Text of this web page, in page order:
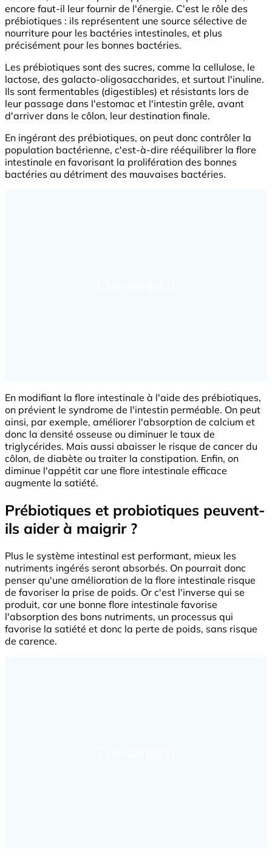
encore faut-il leur fournir de l'énergie. C'est le rôle des
prébiotiques : ils représentent une source sélective de
nourriture pour les bactéries intestinales, et plus
précisément pour les bonnes bactéries.
Les prébiotiques sont des sucres, comme la cellulose, le
lactose, des galacto-oligosaccharides, et surtout l'inuline.
Ils sont fermentables (digestibles) et résistants lors de
leur passage dans l'estomac et l'intestin grêle, avant
d'arriver dans le côlon, leur destination finale.
En ingérant des prébiotiques, on peut donc contrôler la
population bactérienne, c'est-à-dire rééquilibrer la flore
intestinale en favorisant la prolifération des bonnes
bactéries au détriment des mauvaises bactéries.
En modifiant la flore intestinale à l'aide des prébiotiques,
on prévient le syndrome de l'intestin perméable. On peut
ainsi, par exemple, améliorer l'absorption de calcium et
donc la densité osseuse ou diminuer le taux de
triglycérides. Mais aussi abaisser le risque de cancer du
côlon, de diabète ou traiter la constipation. Enfin, on
diminue l'appétit car une flore intestinale efficace
augmente la satiété.
Prébiotiques et probiotiques peuvent-
ils aider à maigrir ?
Plus le système intestinal est performant, mieux les
nutriments ingérés seront absorbés. On pourrait donc
penser qu'une amélioration de la flore intestinale risque
de favoriser la prise de poids. Or c'est l'inverse qui se
produit, car une bonne flore intestinale favorise
l'absorption des bons nutriments, un processus qui
favorise la satiété et donc la perte de poids, sans risque
de carence.